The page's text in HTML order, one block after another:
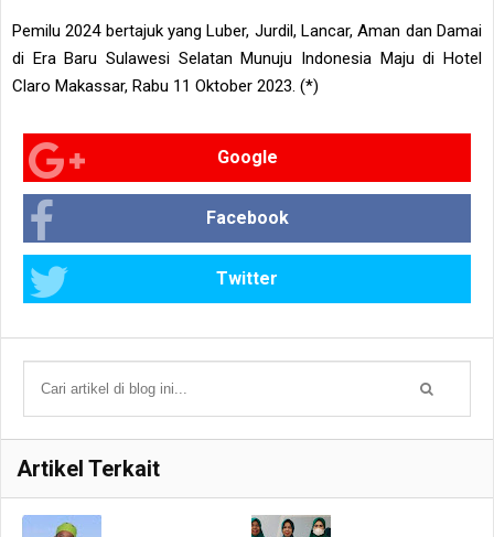
Pemilu 2024 bertajuk yang Luber, Jurdil, Lancar, Aman dan Damai
di Era Baru Sulawesi Selatan Munuju Indonesia Maju di Hotel
Claro Makassar, Rabu 11 Oktober 2023. (*)
Google
Facebook
Twitter
Artikel Terkait